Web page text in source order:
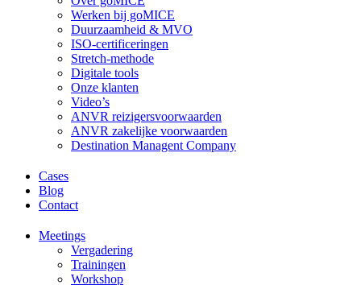
Werken bij goMICE
Duurzaamheid & MVO
ISO-certificeringen
Stretch-methode
Digitale tools
Onze klanten
Video’s
ANVR reizigersvoorwaarden
ANVR zakelijke voorwaarden
Destination Managent Company
Cases
Blog
Contact
Meetings
Vergadering
Trainingen
Workshop